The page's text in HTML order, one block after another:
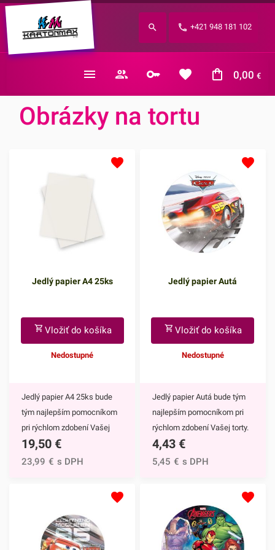
+421 948 181 102
0,00 €
Zabudnuté heslo?
E-mail
Obrázky na tortu
Jedlý papier A4 25ks
Vložiť do košíka
Nedostupné
Jedlý papier A4 25ks bude
tým najlepším pomocníkom
pri rýchlom zdobení Vašej
torty. Jeho použitie je
mimoriadne jednoduché a
papier A4 25ks môžete
použiť na tlač vlastných
19,50 €
23,99 € s DPH
Jedlý papier Autá
Vložiť do košíka
Nedostupné
Jedlý papier Autá bude tým
najlepším pomocníkom pri
rýchlom zdobení Vašej torty.
Jeho využitie je mimoriadne
jednoduché a rýchle, ale
Priemer obrázka je 20
cm.Jedlý papier Autá
znázorňuje hlavnú
4,43 €
5,45 € s DPH